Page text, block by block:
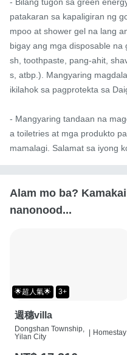
patakaran sa kapaligiran ng
mpoo at shower gel na lang
bigay ang mga disposable na
sh, toothpaste, pang-ahit,
s, atbp.). Mangyaring
ikilahok sa pagprotekta sa
- Mangyaring tandaan na
a toiletries at mga produkto
mamalagi. Salamat sa iyong
Alam mo ba?
nanonood...
🌟超人氣🌟 3+
週穗villa
Dongshan Township,
Yilan City
Homestay